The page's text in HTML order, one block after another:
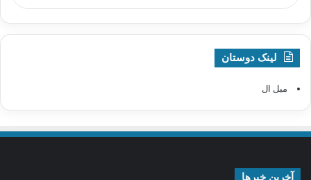
لینک دوستان
مبل ال
آخرین خبرها